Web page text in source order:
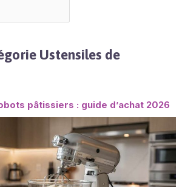
Ustensiles de
pâtissiers : guide d’achat 2026